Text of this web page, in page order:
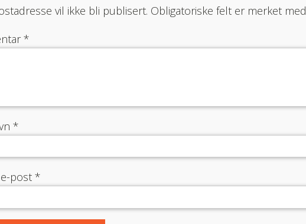
vil ikke bli publisert. Obligatoriske felt er merket med
*
*
post *